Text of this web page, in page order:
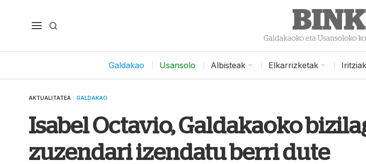
Galdakaoko eta Usansoloko
Galdakao Usansolo Albisteak Elkarrizketak Iritziak
AKTUALITATEA · GALDAKAO
Isabel Octavio, Galdakaoko
zuzendari izendatu berri dute